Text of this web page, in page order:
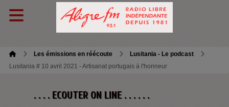
Les émissions en réécoute
Lusitania - Le podcast
Lusitania # 10 avril 2021 - Artisanat portugais à l'honneur
. . . . ECOUTER ON LINE . . . . . .